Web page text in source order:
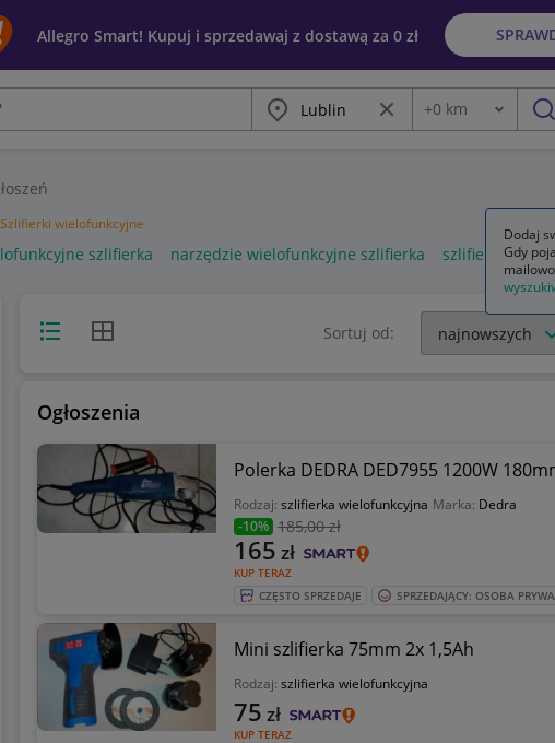
Allegro Smart! Kupuj i sprzedawaj z dostawą za 0 zł
Miasto Wyczyść frazę
Odległość
+0 km
Szlifierki wielofunkcyjne
szlifierka narzędzie wielofunkcyjne szlifierka szlifierka
Widok listyWidok siatki Sortuj od:
Ogłoszenia
Polerka DEDRA DED7955 1200W
Rodzaj: szlifierka wielofunkcyjna Marka: Dedra
-10% 185,00 zł
KUP TERAZ
165 zł
CZĘSTO SPRZEDAJE SPRZEDAJĄCY: OSOBA
Mini szlifierka 75mm 2x 1,5Ah
Rodzaj: szlifierka wielofunkcyjna
KUP TERAZ
75 zł
Dodaj
Gdy